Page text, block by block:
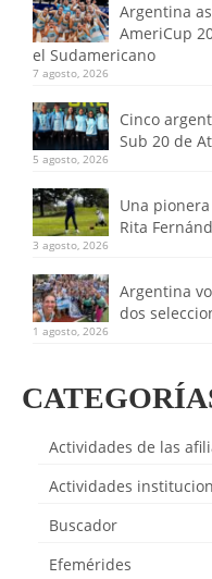
Argentina
AmeriCup
el Sudamericano
7 agosto, 2026
Cinco
Sub 20 de
5 agosto, 2026
Una
Rita
3 agosto, 2026
Argentina
dos
1 agosto, 2026
Actividades de las
Actividades
Buscador
Efemérides